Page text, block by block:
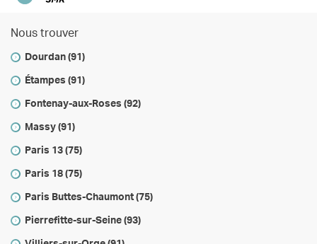
Nous trouver
Dourdan (91)
Étampes (91)
Fontenay-aux-Roses (92)
Massy (91)
Paris 13 (75)
Paris 18 (75)
Paris Buttes-Chaumont (75)
Pierrefitte-sur-Seine (93)